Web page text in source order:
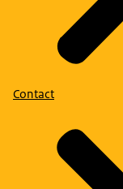
Contact